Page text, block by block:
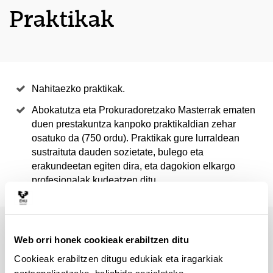
Web orri honek cookieak erabiltzen ditu
Cookieak erabiltzen ditugu edukiak eta iragarkiak
Praktikak
Nahitaezko praktikak.
Abokatutza eta Prokuradoretzako Masterrak ematen
duen prestakuntza kanpoko praktikaldian zehar
osatuko da (750 ordu). Praktikak gure lurraldean
sustraituta dauden sozietate, bulego eta
erakundeetan egiten dira, eta dagokion elkargo
profesionalak kudeatzen ditu.